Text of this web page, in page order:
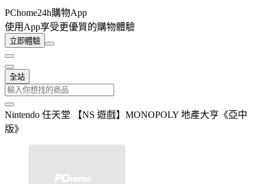
PChome24h購物App
使用App享受更優質的購物體驗
立即體驗
全站
Nintendo 任天堂 【NS 遊戲】MONOPOLY 地產大亨《亞中
版》